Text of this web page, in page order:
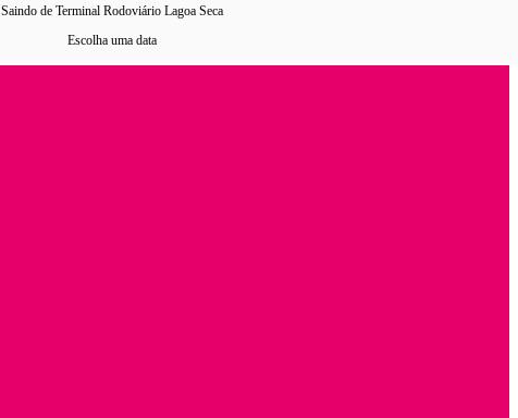
Saindo de Terminal Rodoviário Lagoa Seca
Escolha uma data